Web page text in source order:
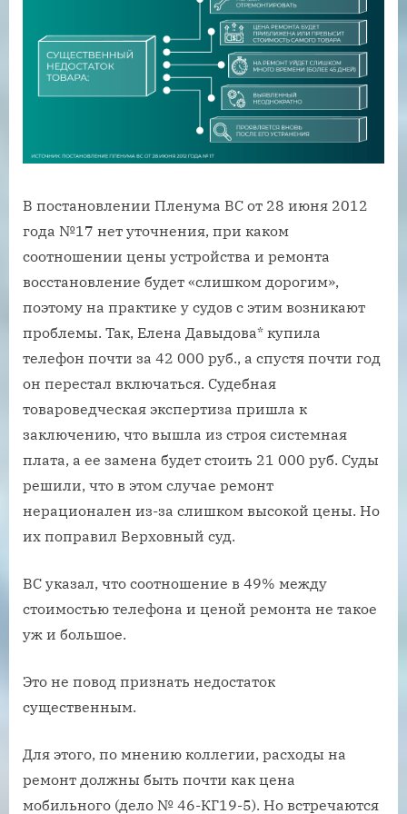
В постановлении Пленума ВС от 28 июня 2012
года №17 нет уточнения, при каком
соотношении цены устройства и ремонта
восстановление будет «слишком дорогим»,
поэтому на практике у судов с этим возникают
проблемы. Так, Елена Давыдова* купила
телефон почти за 42 000 руб., а спустя почти год
он перестал включаться. Судебная
товароведческая экспертиза пришла к
заключению, что вышла из строя системная
плата, а ее замена будет стоить 21 000 руб. Суды
решили, что в этом случае ремонт
нерационален из-за слишком высокой цены. Но
их поправил Верховный суд.
ВС указал, что соотношение в 49% между
стоимостью телефона и ценой ремонта не такое
уж и большое.
Это не повод признать недостаток
существенным.
Для этого, по мнению коллегии, расходы на
ремонт должны быть почти как цена
мобильного (дело № 46-КГ19-5). Но встречаются